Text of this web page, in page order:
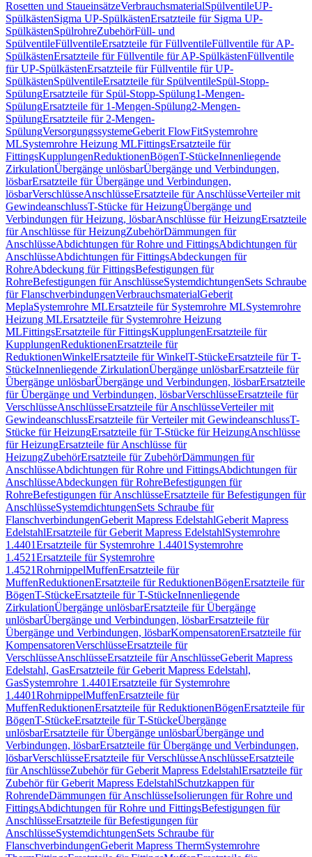
Rosetten und StaueinsätzeVerbrauchsmaterialSpülventileUP-
SpülkästenSigma UP-SpülkästenErsatzteile für Sigma UP-
SpülkästenSpülrohreZubehörFüll- und
SpülventileFüllventileErsatzteile für FüllventileFüllventile für AP-
SpülkästenErsatzteile für Füllventile für AP-SpülkästenFüllventile
für UP-SpülkästenErsatzteile für Füllventile für UP-
SpülkästenSpülventileErsatzteile für SpülventileSpül-Stopp-
SpülungErsatzteile für Spül-Stopp-Spülung1-Mengen-
SpülungErsatzteile für 1-Mengen-Spülung2-Mengen-
SpülungErsatzteile für 2-Mengen-
SpülungVersorgungssystemeGeberit FlowFitSystemrohre
MLSystemrohre Heizung MLFittingsErsatzteile für
FittingsKupplungenReduktionenBögenT-StückeInnenliegende
ZirkulationÜbergänge unlösbarÜbergänge und Verbindungen,
lösbarErsatzteile für Übergänge und Verbindungen,
lösbarVerschlüsseAnschlüsseErsatzteile für AnschlüsseVerteiler mit
GewindeanschlussT-Stücke für HeizungÜbergänge und
Verbindungen für Heizung, lösbarAnschlüsse für HeizungErsatzteile
für Anschlüsse für HeizungZubehörDämmungen für
AnschlüsseAbdichtungen für Rohre und FittingsAbdichtungen für
AnschlüsseAbdichtungen für FittingsAbdeckungen für
RohreAbdeckung für FittingsBefestigungen für
RohreBefestigungen für AnschlüsseSystemdichtungenSets Schraube
für FlanschverbindungenVerbrauchsmaterialGeberit
MeplaSystemrohre MLErsatzteile für Systemrohre MLSystemrohre
Heizung MLErsatzteile für Systemrohre Heizung
MLFittingsErsatzteile für FittingsKupplungenErsatzteile für
KupplungenReduktionenErsatzteile für
ReduktionenWinkelErsatzteile für WinkelT-StückeErsatzteile für T-
StückeInnenliegende ZirkulationÜbergänge unlösbarErsatzteile für
Übergänge unlösbarÜbergänge und Verbindungen, lösbarErsatzteile
für Übergänge und Verbindungen, lösbarVerschlüsseErsatzteile für
VerschlüsseAnschlüsseErsatzteile für AnschlüsseVerteiler mit
GewindeanschlussErsatzteile für Verteiler mit GewindeanschlussT-
Stücke für HeizungErsatzteile für T-Stücke für HeizungAnschlüsse
für HeizungErsatzteile für Anschlüsse für
HeizungZubehörErsatzteile für ZubehörDämmungen für
AnschlüsseAbdichtungen für Rohre und FittingsAbdichtungen für
AnschlüsseAbdeckungen für RohreBefestigungen für
RohreBefestigungen für AnschlüsseErsatzteile für Befestigungen für
AnschlüsseSystemdichtungenSets Schraube für
FlanschverbindungenGeberit Mapress EdelstahlGeberit Mapress
EdelstahlErsatzteile für Geberit Mapress EdelstahlSystemrohre
1.4401Ersatzteile für Systemrohre 1.4401 Systemrohre
1.4521Ersatzteile für Systemrohre
1.4521RohrnippelMuffenErsatzteile für
MuffenReduktionenErsatzteile für ReduktionenBögenErsatzteile für
BögenT-StückeErsatzteile für T-StückeInnenliegende
ZirkulationÜbergänge unlösbarErsatzteile für Übergänge
unlösbarÜbergänge und Verbindungen, lösbarErsatzteile für
Übergänge und Verbindungen, lösbarKompensatorenErsatzteile für
KompensatorenVerschlüsseErsatzteile für
VerschlüsseAnschlüsseErsatzteile für AnschlüsseGeberit Mapress
Edelstahl, GasErsatzteile für Geberit Mapress Edelstahl,
GasSystemrohre 1.4401Ersatzteile für Systemrohre
1.4401RohrnippelMuffenErsatzteile für
MuffenReduktionenErsatzteile für ReduktionenBögenErsatzteile für
BögenT-StückeErsatzteile für T-StückeÜbergänge
unlösbarErsatzteile für Übergänge unlösbarÜbergänge und
Verbindungen, lösbarErsatzteile für Übergänge und Verbindungen,
lösbarVerschlüsseErsatzteile für VerschlüsseAnschlüsseErsatzteile
für AnschlüsseZubehör für Geberit Mapress EdelstahlErsatzteile für
Zubehör für Geberit Mapress EdelstahlSchutzkappen für
RohrendeDämmungen für AnschlüsseIsolierungen für Rohre und
FittingsAbdichtungen für Rohre und FittingsBefestigungen für
AnschlüsseErsatzteile für Befestigungen für
AnschlüsseSystemdichtungenSets Schraube für
FlanschverbindungenGeberit Mapress ThermSystemrohre